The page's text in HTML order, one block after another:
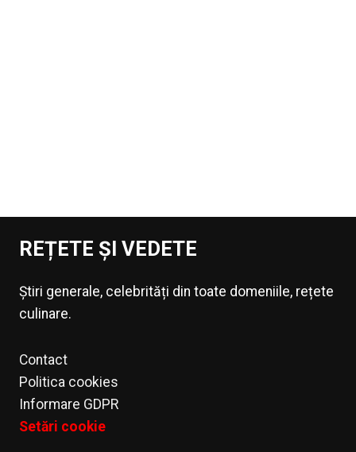
REȚETE ȘI VEDETE
Știri generale, celebrități din toate domeniile, rețete
culinare.
Contact
Politica cookies
Informare GDPR
Setări cookie